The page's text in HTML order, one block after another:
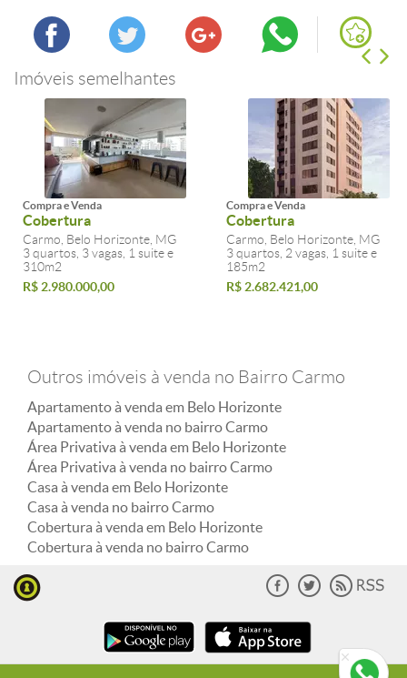
Imóveis semelhantes
Compra e Venda
Cobertura
Carmo, Belo Horizonte, MG
3 quartos, 3 vagas, 1 suite e
310m2
R$ 2.980.000,00
Compra e Venda
Cobertura
Carmo, Belo Horizonte, MG
3 quartos, 2 vagas, 1 suite e
185m2
R$ 2.682.421,00
Outros imóveis à venda no Bairro Carmo
Apartamento à venda em Belo Horizonte
Apartamento à venda no bairro Carmo
Área Privativa à venda em Belo Horizonte
Área Privativa à venda no bairro Carmo
Casa à venda em Belo Horizonte
Casa à venda no bairro Carmo
Cobertura à venda em Belo Horizonte
Cobertura à venda no bairro Carmo